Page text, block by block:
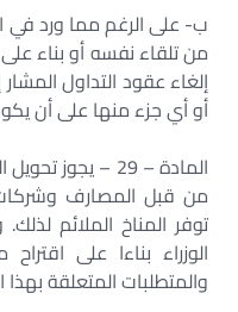
ب- على الرغم مما ورد في
من تلقاء نفسه أو بناء
إلغاء عقود التداول
أو أي جزء منها على أن
المادة – 29 –
من قبل المصارف وشركات
توفر المناخ الملائم
الوزراء بناءا على
والمتطلبات المتعلقة بهذا